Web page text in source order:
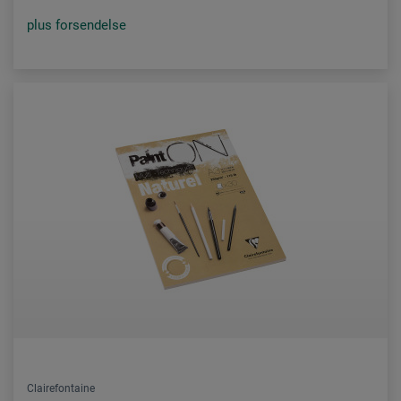
plus forsendelse
Clairefontaine